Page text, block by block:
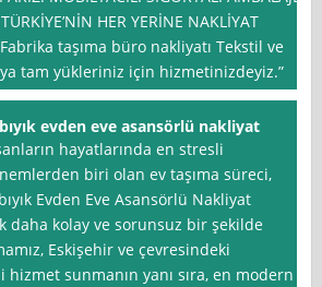
HER YERİNE NAKLİYAT
Fabrika taşıma büro nakliyatı Tekstil ve
tam yükleriniz için hizmetinizdeyiz.”
evden eve asansörlü nakliyat
hayatlarında en stresli
biri olan ev taşıma süreci,
Evden Eve Asansörlü Nakliyat
daha kolay ve sorunsuz bir şekilde
Eskişehir ve çevresindeki
sunmanın yanı sıra, en modern